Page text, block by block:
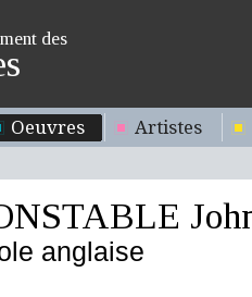
des
Oeuvres Artistes
anglaise